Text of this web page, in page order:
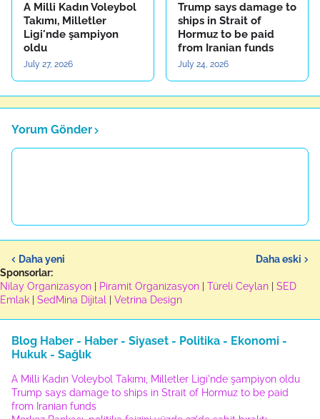
A Milli Kadın Voleybol
Takımı, Milletler
Ligi'nde şampiyon
oldu
July 27, 2026
Trump says damage to
ships in Strait of
Hormuz to be paid
from Iranian funds
July 24, 2026
Yorum Gönder
Daha yeni
Daha eski
Sponsorlar:
Nilay Organizasyon
Piramit Organizasyon Türeli Ceylan
SED
Emlak
SedMina Dijital Vetrina Design
Blog Haber - Haber - Siyaset - Politika - Ekonomi -
Hukuk - Sağlık
A Milli Kadın Voleybol Takımı, Milletler Ligi'nde şampiyon oldu
Trump says damage to ships in Strait of Hormuz to be paid
from Iranian funds